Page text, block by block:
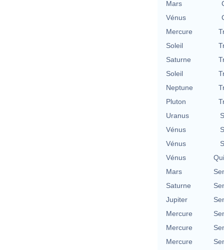
Mars
Vénus
Mercure
Soleil
Saturne
Soleil
Neptune
Pluton
Uranus
Vénus
Vénus
Vénus
Mars
Saturne
Jupiter
Mercure
Mercure
Mercure